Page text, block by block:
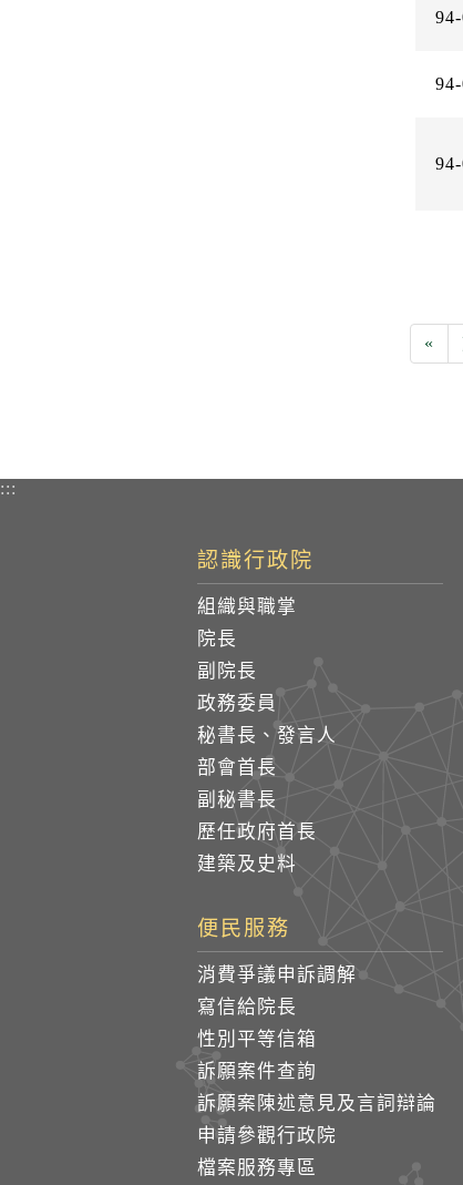
«
:::
認識行政院
組織與職掌
院長
副院長
政務委員
秘書長、發言人
部會首長
副秘書長
歷任政府首長
建築及史料
便民服務
消費爭議申訴調解
寫信給院長
性別平等信箱
訴願案件查詢
訴願案陳述意見及言詞辯論
申請參觀行政院
檔案服務專區